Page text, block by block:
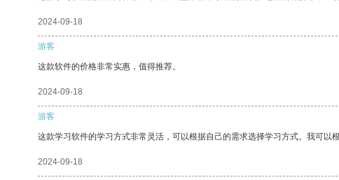
2024-09-18
游客
这款软件的价格非常实惠，值得推荐。
2024-09-18
游客
这款学习软件的学习方式非常灵活，可以根据自己的需求选择学习方式。我可以
2024-09-18